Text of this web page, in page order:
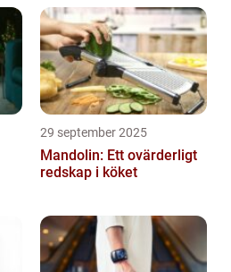
29 september 2025
Mandolin: Ett ovärderligt
redskap i köket